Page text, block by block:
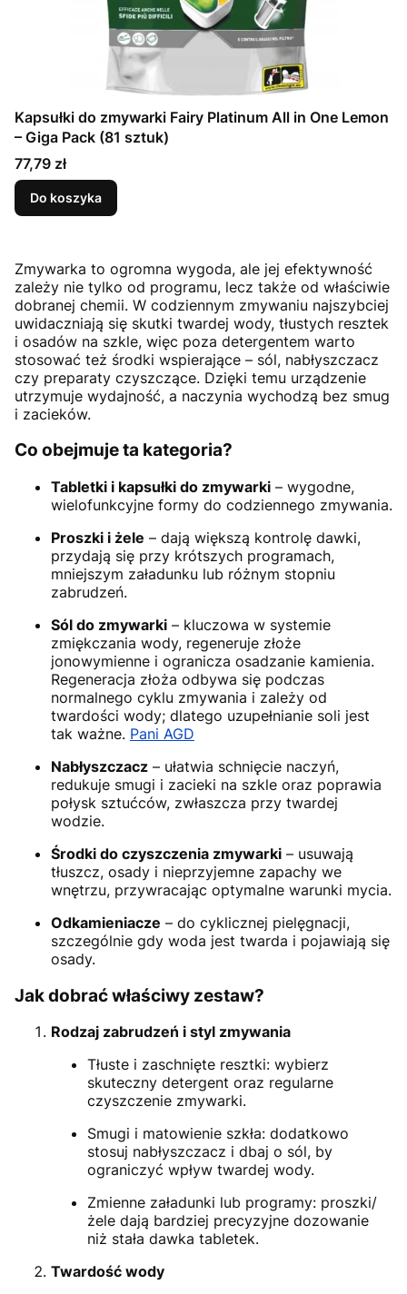
Kapsułki do zmywarki Fairy Platinum All in One Lemon
– Giga Pack (81 sztuk)
Cena
77,79 zł
Do koszyka
Zmywarka to ogromna wygoda, ale jej efektywność
zależy nie tylko od programu, lecz także od właściwie
dobranej chemii. W codziennym zmywaniu najszybciej
uwidaczniają się skutki twardej wody, tłustych resztek
i osadów na szkle, więc poza detergentem warto
stosować też środki wspierające – sól, nabłyszczacz
czy preparaty czyszczące. Dzięki temu urządzenie
utrzymuje wydajność, a naczynia wychodzą bez smug
i zacieków.
Co obejmuje ta kategoria?
Tabletki i kapsułki do zmywarki – wygodne,
wielofunkcyjne formy do codziennego zmywania.
Proszki i żele – dają większą kontrolę dawki,
przydają się przy krótszych programach,
mniejszym załadunku lub różnym stopniu
zabrudzeń.
Sól do zmywarki – kluczowa w systemie
zmiękczania wody, regeneruje złoże
jonowymienne i ogranicza osadzanie kamienia.
Regeneracja złoża odbywa się podczas
normalnego cyklu zmywania i zależy od
twardości wody; dlatego uzupełnianie soli jest
tak ważne. Pani AGD
Nabłyszczacz – ułatwia schnięcie naczyń,
redukuje smugi i zacieki na szkle oraz poprawia
połysk sztućców, zwłaszcza przy twardej
wodzie.
Środki do czyszczenia zmywarki – usuwają
tłuszcz, osady i nieprzyjemne zapachy we
wnętrzu, przywracając optymalne warunki mycia.
Odkamieniacze – do cyklicznej pielęgnacji,
szczególnie gdy woda jest twarda i pojawiają się
osady.
Jak dobrać właściwy zestaw?
Rodzaj zabrudzeń i styl zmywania
Tłuste i zaschnięte resztki: wybierz
skuteczny detergent oraz regularne
czyszczenie zmywarki.
Smugi i matowienie szkła: dodatkowo
stosuj nabłyszczacz i dbaj o sól, by
ograniczyć wpływ twardej wody.
Zmienne załadunki lub programy: proszki/
żele dają bardziej precyzyjne dozowanie
niż stała dawka tabletek.
Twardość wody